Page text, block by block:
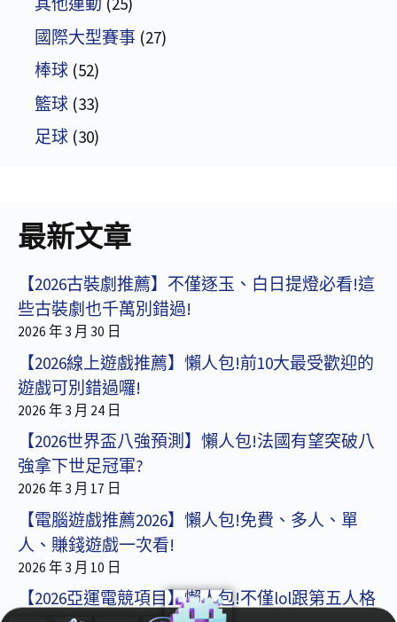
國際大型賽事 (27)
棒球 (52)
籃球 (33)
足球 (30)
最新文章
【2026古裝劇推薦】不僅逐玉、白日提燈必看!這
些古裝劇也千萬別錯過!
2026 年 3 月 30 日
【2026線上遊戲推薦】懶人包!前10大最受歡迎的
遊戲可別錯過囉!
2026 年 3 月 24 日
【2026世界盃八強預測】懶人包!法國有望突破八
強拿下世足冠軍?
2026 年 3 月 17 日
【電腦遊戲推薦2026】懶人包!免費、多人、單
人、賺錢遊戲一次看!
2026 年 3 月 10 日
【2026亞運電競項目】懶人包!不僅lol跟第五人格